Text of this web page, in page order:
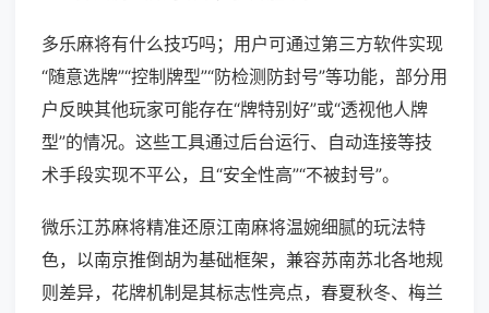
多乐麻将有什么技巧吗；用户可通过第三方软件实现
“随意选牌”“控制牌型”“防检测防封号”等功能，部分用
户反映其他玩家可能存在“牌特别好”或“透视他人牌
型”的情况。这些工具通过后台运行、自动连接等技
术手段实现不平公，且“安全性高”“不被封号”。
微乐江苏麻将精准还原江南麻将温婉细腻的玩法特
色，以南京推倒胡为基础框架，兼容苏南苏北各地规
则差异，花牌机制是其标志性亮点，春夏秋冬、梅兰